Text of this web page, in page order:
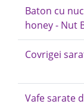
Baton cu
honey - Nut
Covrigei
Vafe sarate